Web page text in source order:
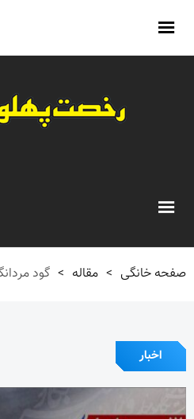
صفحه خانگی > مقاله > گود
اخبار